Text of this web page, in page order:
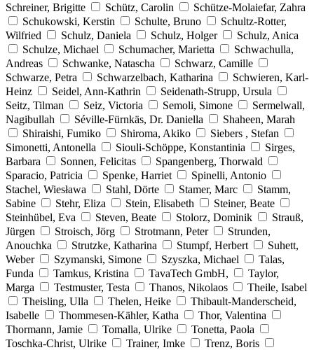
Schreiner, Brigitte
Schütz, Carolin
Schütze-Molaiefar, Zahra
Schukowski, Kerstin
Schulte, Bruno
Schultz-Rotter,
Wilfried
Schulz, Daniela Schulz, Holger
Schulz, Anica
Schulze, Michael
Schumacher, Marietta
Schwachulla,
Andreas
Schwanke, Natascha
Schwarz, Camille
Schwarze, Petra
Schwarzelbach, Katharina
Schwieren, Karl-
Heinz
Seidel, Ann-Kathrin
Seidenath-Strupp, Ursula
Seitz, Tilman
Seiz, Victoria Semoli, Simone
Sermelwall,
Nagibullah
Séville-Fürnkäs, Dr. Daniella
Shaheen, Marah
Shiraishi, Fumiko
Shiroma, Akiko
Siebers , Stefan
Simonetti, Antonella
Siouli-Schöppe, Konstantinia
Sirges,
Barbara
Sonnen, Felicitas
Spangenberg, Thorwald
Sparacio, Patricia
Spenke, Harriet
Spinelli, Antonio
Stachel, Wiesława
Stahl, Dörte Stamer, Marc
Stamm,
Sabine
Stehr, Eliza Stein, Elisabeth
Steiner, Beate
Steinhübel, Eva
Steven, Beate Stolorz, Dominik
Strauß,
Jürgen
Stroisch, Jörg Strotmann, Peter
Strunden,
Anouchka
Strutzke, Katharina Stumpf, Herbert
Suhett,
Weber
Szymanski, Simone Szyszka, Michael
Talas,
Funda
Tamkus, Kristina TavaTech GmbH,
Taylor,
Marga
Testmuster, Testa Thanos, Nikolaos
Theile, Isabel
Theisling, Ulla
Thelen, Heike
Thibault-Manderscheid,
Isabelle
Thommesen-Kähler, Katha
Thor, Valentina
Thormann, Jamie
Tomalla, Ulrike
Tonetta, Paola
Toschka-Christ, Ulrike
Trainer, Imke
Trenz, Boris